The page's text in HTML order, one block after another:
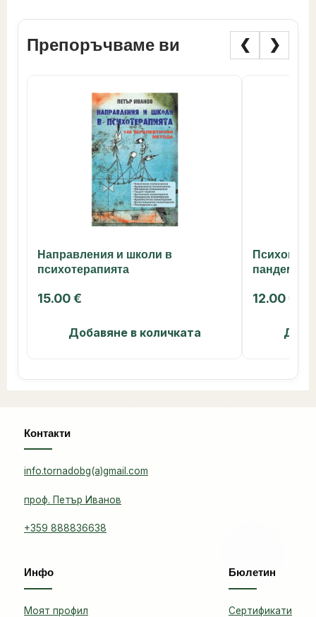
Препоръчваме ви ❮ ❯
Направления и школи в
психотерапията
15.00€
Добавяне в количката
12.00€
Контакти
info.tornadobg(a)gmail.com
проф. Петър Иванов
+359 888836638
Инфо
Моят профил
Бюлетин
Сертификати